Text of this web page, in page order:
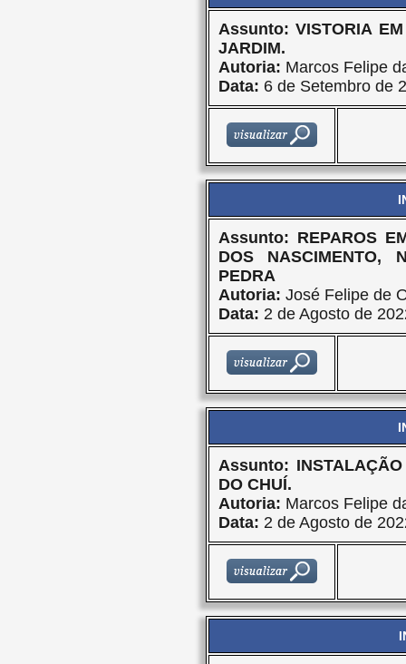
Assunto: VISTORIA
JARDIM.
Autoria: Marcos Felipe
Data: 6 de Setembro de
Assunto: REPAROS
DOS NASCIMENTO,
PEDRA
Autoria: José Felipe de
Data: 2 de Agosto de
Assunto:
DO CHUÍ.
Autoria: Marcos Felipe
Data: 2 de Agosto de